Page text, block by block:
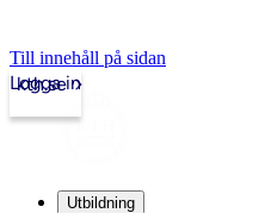
Till innehåll på sidan
kth.se
Logga in
Utbildning